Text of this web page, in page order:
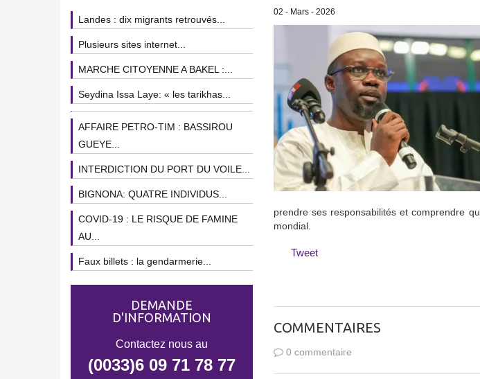
02 - Mars - 2026
prendre ses responsabilités et comprendre
mondial.
Tweet
COMMENTAIRES
0 commentaire
Landes : dix migrants retrouvés...
Plusieurs sites internet...
MARCHE CITOYENNE A BAKEL :...
Seydina Issa Laye: « les tarikhas...
AFFAIRE PETRO-TIM : BASSIROU
GUEYE...
INTERDICTION DU PORT DU VOILE...
BIGNONA: QUATRE INDIVIDUS...
COVID-19 : LE RISQUE DE FAMINE
AU...
Faux billets : la gendarmerie...
DEMANDE
D'INFORMATION
Contactez nous au
(0033)6 09 71 78 77